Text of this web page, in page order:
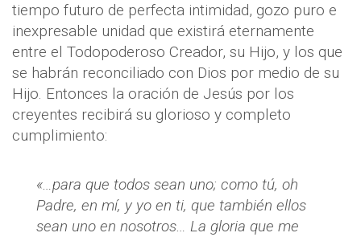
tiempo futuro de perfecta intimidad, gozo puro e
inexpresable unidad que existirá eternamente
entre el Todopoderoso Creador, su Hijo, y los que
se habrán reconciliado con Dios por medio de su
Hijo. Entonces la oración de Jesús por los
creyentes recibirá su glorioso y completo
cumplimiento:
«…para que todos sean uno; como tú, oh
Padre, en mí, y yo en ti, que también ellos
sean uno en nosotros… La gloria que me